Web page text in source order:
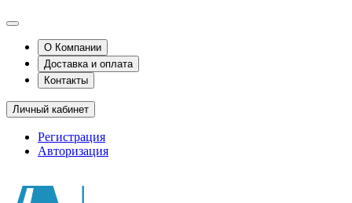
О Компании
Доставка и оплата
Контакты
Личный кабинет
Регистрация
Авторизация